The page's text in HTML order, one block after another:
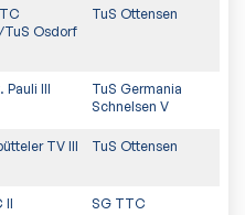
TuS Osdorf
TuS Ottensen
Pauli III
TuS Germania
Schnelsen V
TV III TuS Ottensen
II
SG TTC